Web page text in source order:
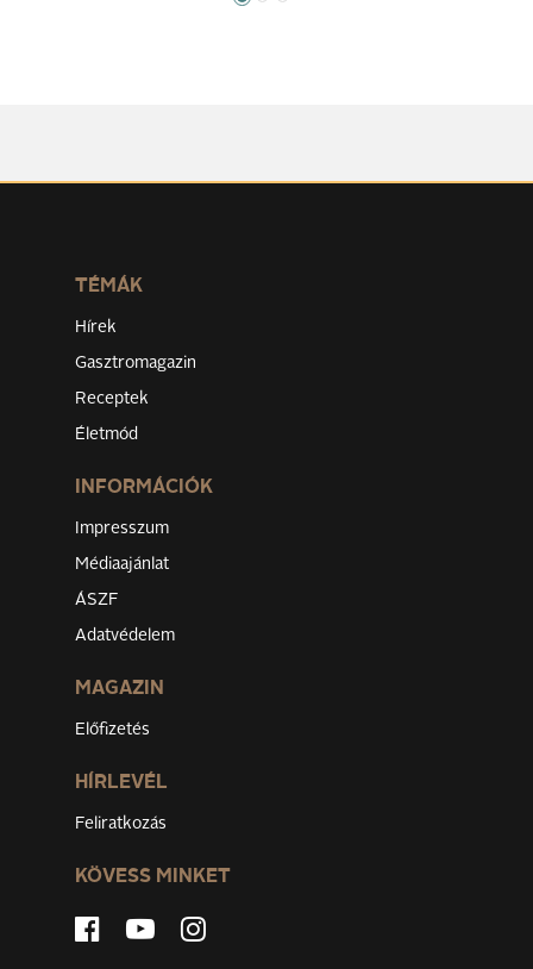
nyertes koktéljait, így akár a lentebb szereplő
TÉMÁK
Hírek
Gasztromagazin
Receptek
Életmód
INFORMÁCIÓK
Impresszum
Médiaajánlat
ÁSZF
Adatvédelem
MAGAZIN
Előfizetés
HÍRLEVÉL
Feliratkozás
KÖVESS MINKET